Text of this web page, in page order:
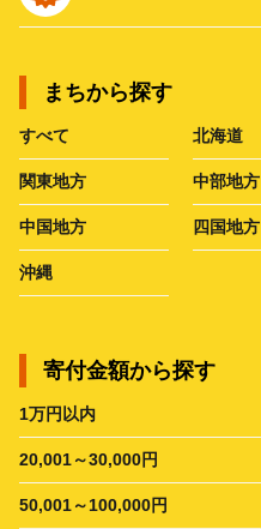
まちから探す
すべて 北海道
関東地方 中部地方
中国地方 四国地方
沖縄
寄付金額から探す
1万円以内
20,001～30,000円
50,001～100,000円